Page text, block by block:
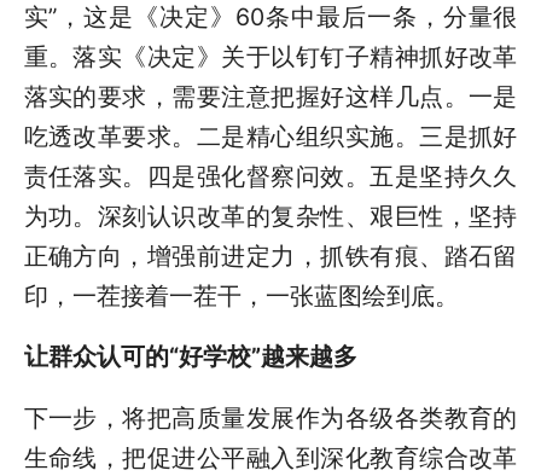
实”，这是《决定》60条中最后一条，分量很
重。落实《决定》关于以钉钉子精神抓好改革
落实的要求，需要注意把握好这样几点。一是
吃透改革要求。二是精心组织实施。三是抓好
责任落实。四是强化督察问效。五是坚持久久
为功。深刻认识改革的复杂性、艰巨性，坚持
正确方向，增强前进定力，抓铁有痕、踏石留
印，一茬接着一茬干，一张蓝图绘到底。
让群众认可的“好学校”越来越多
下一步，将把高质量发展作为各级各类教育的
生命线，把促进公平融入到深化教育综合改革